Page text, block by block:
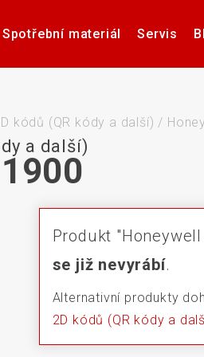
Spotřební materiál Servis
Aplikátory etiket
Elektronické
kódů (QR kódy a další) /
a další)
Produkt
se již nevyrábí.
Alternativní produkty
2D kódů (QR kódy a